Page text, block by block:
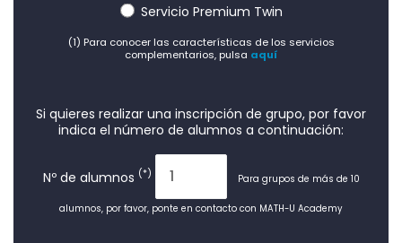
Servicio Premium Twin
(1) Para conocer las características de los servicios
complementarios, pulsa aquí
Si quieres realizar una inscripción de grupo, por favor
indica el número de alumnos a continuación:
Nº de alumnos (*) Para grupos de más de 10
alumnos, por favor, ponte en contacto con MATH-U Academy